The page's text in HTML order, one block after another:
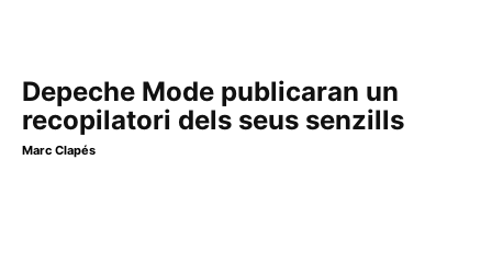
Depeche Mode publicaran un
recopilatori dels seus senzills
Marc Clapés